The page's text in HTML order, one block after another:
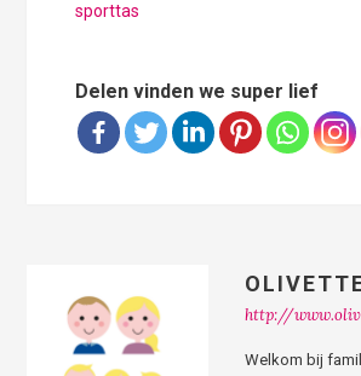
sporttas
Delen vinden we super lief
http://
Welkom bij